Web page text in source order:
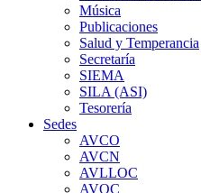
Música
Publicaciones
Salud y Temperancia
Secretaría
SIEMA
SILA (ASI)
Tesorería
Sedes
AVCO
AVCN
AVLLOC
AVOC